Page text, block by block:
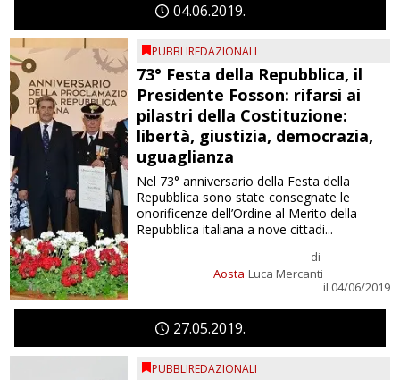
0406 2019
PUBBLIREDAZIONALI
73° Festa della Repubblica, il
Presidente Fosson: rifarsi ai
pilastri della Costituzione:
libertà, giustizia, democrazia,
uguaglianza
Aosta
di
Luca Mercanti
il 04/06/2019
Nel 73° anniversario della Festa della
Repubblica sono state consegnate le
onorificenze dell’Ordine al Merito della
Repubblica italiana a nove cittadi...
2705 2019
PUBBLIREDAZIONALI